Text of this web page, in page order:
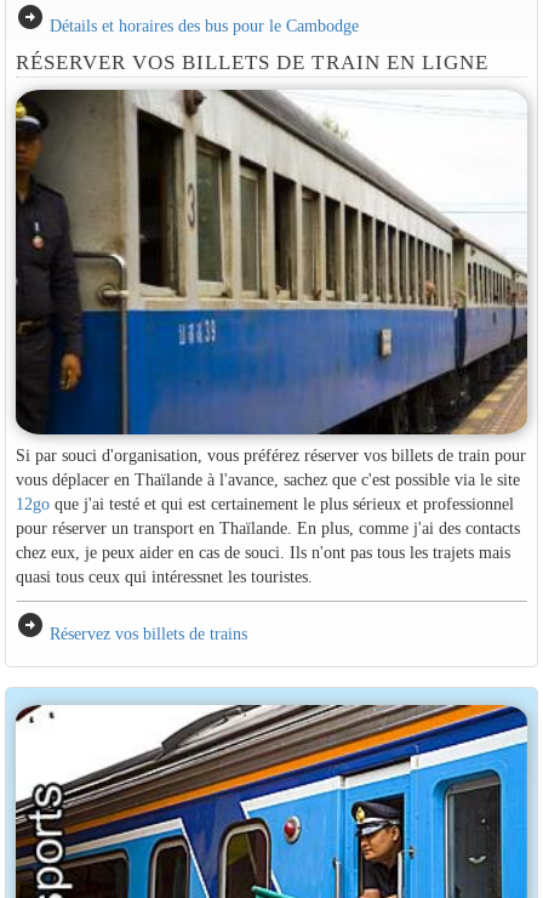
arrow_circle_right Détails et horaires des bus pour le Cambodge
RÉSERVER VOS BILLETS DE TRAIN EN LIGNE
Si par souci d'organisation, vous préférez réserver vos billets de train pour
vous déplacer en Thaïlande à l'avance, sachez que c'est possible via le site
12goque j'ai testé et qui est certainement le plus sérieux et professionnel
pour réserver un transport en Thaïlande. En plus, comme j'ai des contacts
chez eux, je peux aider en cas de souci. Ils n'ont pas tous les trajets mais
quasi tous ceux qui intéressnet les touristes.
arrow_circle_right Réservez vos billets de trains